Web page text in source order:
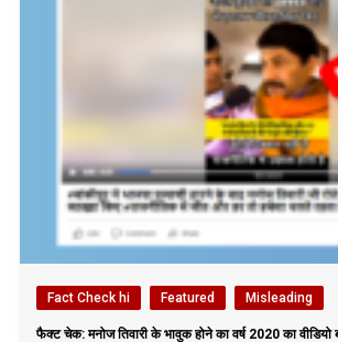
Fact Check hi Featured Misleading
फैक्ट चेक: मनोज तिवारी के भावुक होने का वर्ष 2020 का वीडियो